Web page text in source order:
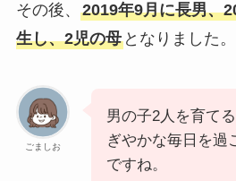
その後、 2019年9月に長男、
生し、2児の母となりました。
ごましお
男の子2人を育て
ぎやかな毎日を過
ですね。